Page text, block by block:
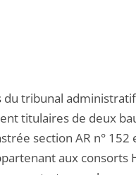
tribunal
titulaires de deux
section AR n° 152
aux consorts